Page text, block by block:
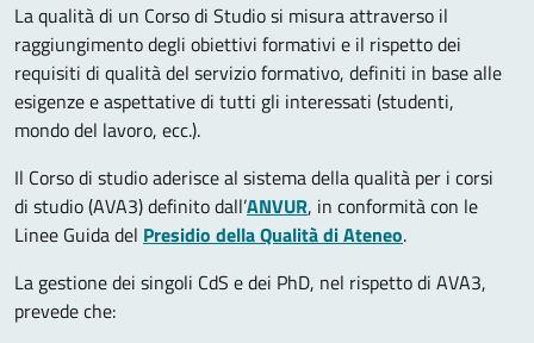
La qualità di un Corso di Studio si misura attraverso il
raggiungimento degli obiettivi formativi e il rispetto dei
requisiti di qualità del servizio formativo, definiti in base alle
esigenze e aspettative di tutti gli interessati (studenti,
mondo del lavoro, ecc.).
Il Corso di studio aderisce al sistema della qualità per i corsi
di studio (AVA3) definito dall’ANVUR, in conformità con le
Linee Guida del Presidio della Qualità di Ateneo.
La gestione dei singoli CdS e dei PhD, nel rispetto di AVA3,
prevede che: